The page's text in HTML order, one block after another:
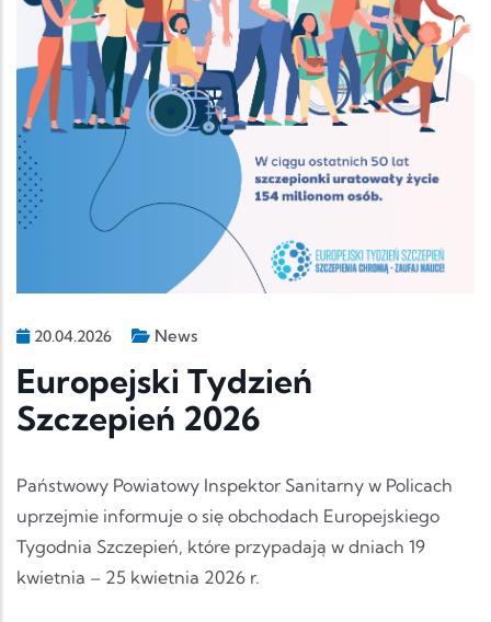
20.04.2026 News
Europejski Tydzień
Szczepień 2026
Państwowy Powiatowy Inspektor Sanitarny w Policach
uprzejmie informuje o się obchodach Europejskiego
Tygodnia Szczepień, które przypadają w dniach 19
kwietnia – 25 kwietnia 2026 r.